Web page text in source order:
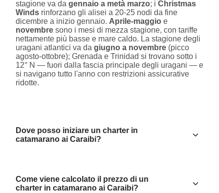
stagione va da gennaio a metà marzo; i Christmas
Winds rinforzano gli alisei a 20-25 nodi da fine
dicembre a inizio gennaio. Aprile-maggio e
novembre sono i mesi di mezza stagione, con tariffe
nettamente più basse e mare caldo. La stagione degli
uragani atlantici va da giugno a novembre (picco
agosto-ottobre); Grenada e Trinidad si trovano sotto i
12° N — fuori dalla fascia principale degli uragani — e
si navigano tutto l'anno con restrizioni assicurative
ridotte.
Dove posso iniziare un charter in
catamarano ai Caraibi?
Come viene calcolato il prezzo di un
charter in catamarano ai Caraibi?